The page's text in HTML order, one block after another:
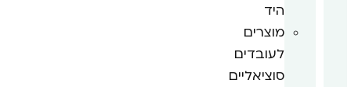
היד
מוצרים
לעובדים
סוציאליים